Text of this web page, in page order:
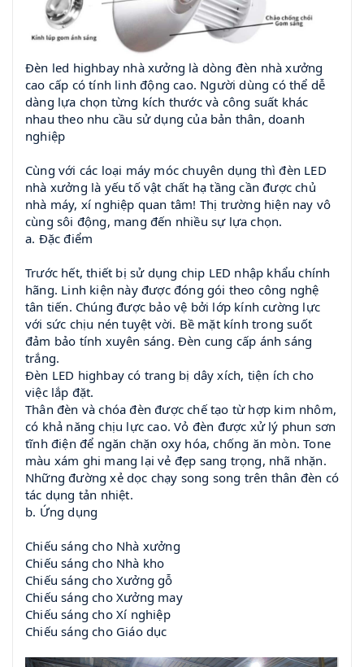
Đèn led highbay nhà xưởng là dòng đèn nhà xưởng
cao cấp có tính linh động cao. Người dùng có thể dễ
dàng lựa chọn từng kích thước và công suất khác
nhau theo nhu cầu sử dụng của bản thân, doanh
nghiệp
Cùng với các loại máy móc chuyên dụng thì đèn LED
nhà xưởng là yếu tố vật chất hạ tầng cần được chủ
nhà máy, xí nghiệp quan tâm! Thị trường hiện nay vô
cùng sôi động, mang đến nhiều sự lựa chọn.
a. Đặc điểm
Trước hết, thiết bị sử dụng chip LED nhập khẩu chính
hãng. Linh kiện này được đóng gói theo công nghệ
tân tiến. Chúng được bảo vệ bởi lớp kính cường lực
với sức chịu nén tuyệt vời. Bề mặt kính trong suốt
đảm bảo tính xuyên sáng. Đèn cung cấp ánh sáng
trắng.
Đèn LED highbay có trang bị dây xích, tiện ích cho
việc lắp đặt.
Thân đèn và chóa đèn được chế tạo từ hợp kim nhôm,
có khả năng chịu lực cao. Vỏ đèn được xử lý phun sơn
tĩnh điện để ngăn chặn oxy hóa, chống ăn mòn. Tone
màu xám ghi mang lại vẻ đẹp sang trọng, nhã nhặn.
Những đường xẻ dọc chạy song song trên thân đèn có
tác dụng tản nhiệt.
b. Ứng dụng
Chiếu sáng cho Nhà xưởng
Chiếu sáng cho Nhà kho
Chiếu sáng cho Xưởng gỗ
Chiếu sáng cho Xưởng may
Chiếu sáng cho Xí nghiệp
Chiếu sáng cho Giáo dục